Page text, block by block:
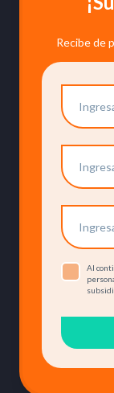
Recibe de
Al